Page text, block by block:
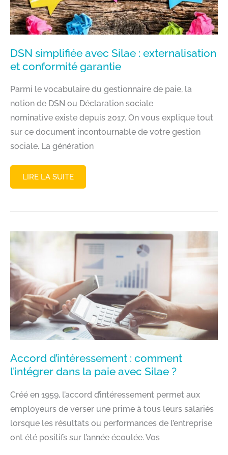
DSN simplifiée avec Silae : externalisation
et conformité garantie
Parmi le vocabulaire du gestionnaire de paie, la
notion de DSN ou Déclaration sociale
nominative existe depuis 2017. On vous explique tout
sur ce document incontournable de votre gestion
sociale. La génération
DSN
SIMPLIFIÉE
SILAE
EXTERNALISATION
ET
LIRE LA SUITE
Accord d’intéressement : comment
l’intégrer dans la paie avec Silae ?
Créé en 1959, l’accord d’intéressement permet aux
employeurs de verser une prime à tous leurs salariés
lorsque les résultats ou performances de l’entreprise
ont été positifs sur l’année écoulée. Vos